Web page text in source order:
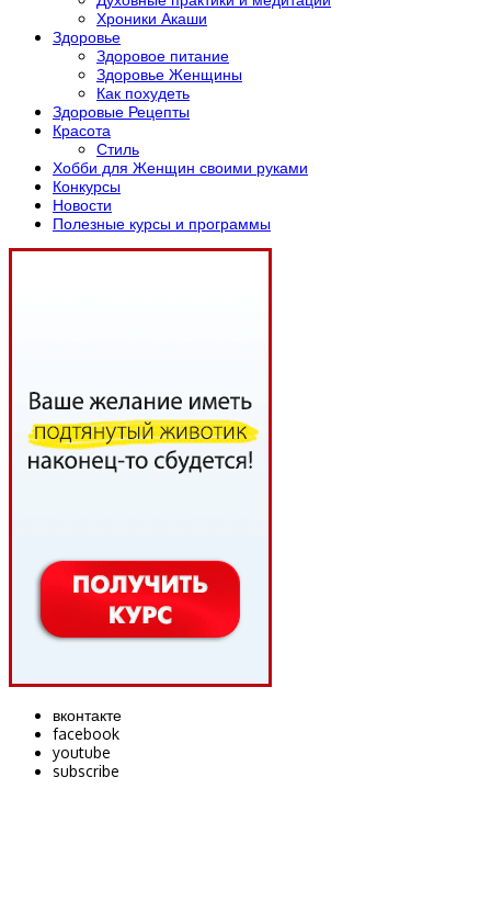
Хроники Акаши
Здоровье
Здоровое питание
Здоровье Женщины
Как похудеть
Здоровые Рецепты
Красота
Стиль
Хобби для Женщин своими руками
Конкурсы
Новости
Полезные курсы и программы
вконтакте
facebook
youtube
subscribe